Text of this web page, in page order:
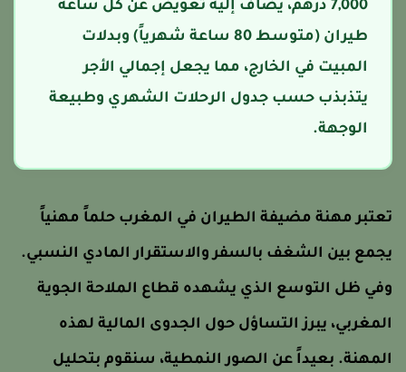
7,000 درهم، يُضاف إليه تعويض عن كل ساعة
طيران (متوسط 80 ساعة شهرياً) وبدلات
المبيت في الخارج، مما يجعل إجمالي الأجر
يتذبذب حسب جدول الرحلات الشهري وطبيعة
الوجهة.
مهنة مضيفة الطيران في المغرب حلماً مهنياً
بين الشغف بالسفر والاستقرار المادي النسبي.
ظل التوسع الذي يشهده قطاع الملاحة الجوية
يبرز التساؤل حول الجدوى المالية لهذه
بعيداً عن الصور النمطية، سنقوم بتحليل